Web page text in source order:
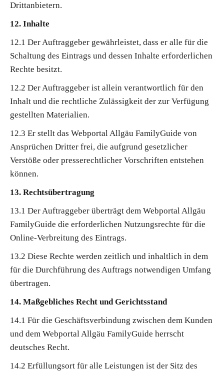
Drittanbietern.
12. Inhalte
12.1 Der Auftraggeber gewährleistet, dass er alle für die
Schaltung des Eintrags und dessen Inhalte erforderlichen
Rechte besitzt.
12.2 Der Auftraggeber ist allein verantwortlich für den
Inhalt und die rechtliche Zulässigkeit der zur Verfügung
gestellten Materialien.
12.3 Er stellt das Webportal Allgäu FamilyGuide von
Ansprüchen Dritter frei, die aufgrund gesetzlicher
Verstöße oder presserechtlicher Vorschriften entstehen
können.
13. Rechtsübertragung
13.1 Der Auftraggeber überträgt dem Webportal Allgäu
FamilyGuide die erforderlichen Nutzungsrechte für die
Online-Verbreitung des Eintrags.
13.2 Diese Rechte werden zeitlich und inhaltlich in dem
für die Durchführung des Auftrags notwendigen Umfang
übertragen.
14. Maßgebliches Recht und Gerichtsstand
14.1 Für die Geschäftsverbindung zwischen dem Kunden
und dem Webportal Allgäu FamilyGuide herrscht
deutsches Recht.
14.2 Erfüllungsort für alle Leistungen ist der Sitz des